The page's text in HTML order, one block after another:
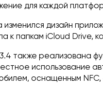
для каждой
изменился дизайн
к папкам iCloud Drive,
также реализована
использование
оснащенным